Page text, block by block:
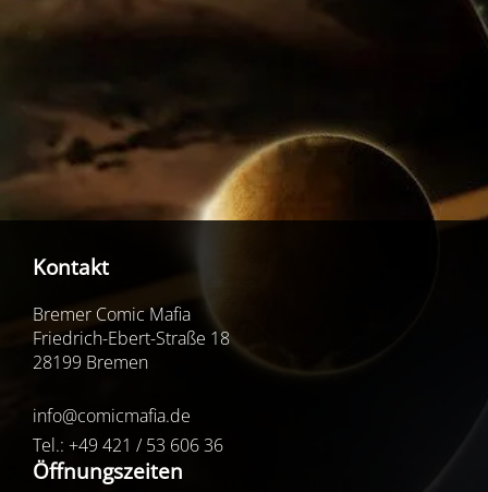
Kontakt
Bremer Comic Mafia
Friedrich-Ebert-Straße 18
28199 Bremen
info@comicmafia.de
Tel.: +49 421 / 53 606 36
Öffnungszeiten